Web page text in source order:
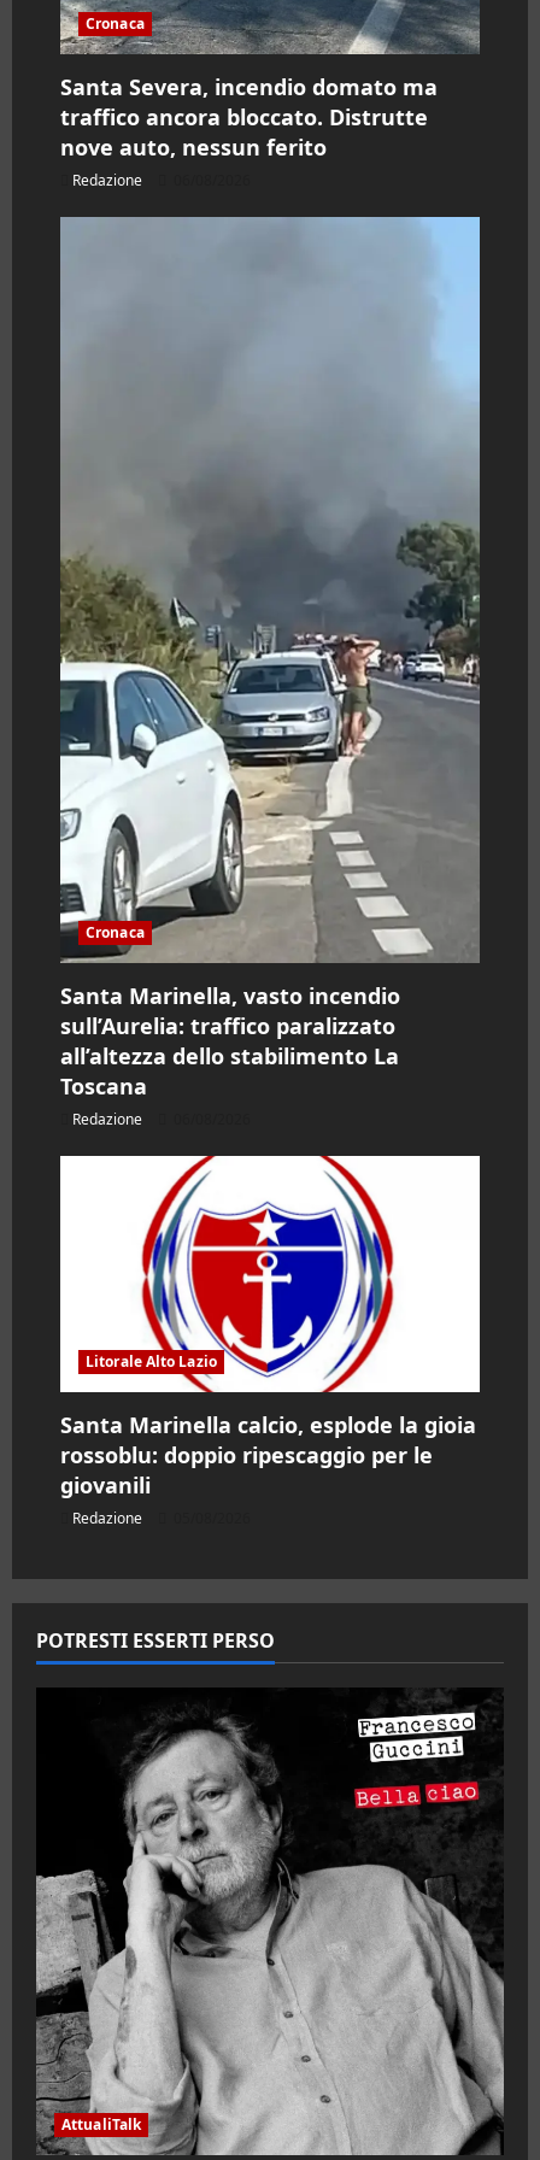
oCronaca
Santa Severa, incendio domato ma
traffico ancora bloccato. Distrutte
nove auto, nessun ferito
Redazione
Cronaca
Santa Marinella, vasto incendio
sull’Aurelia: traffico paralizzato
all’altezza dello stabilimento La
Toscana
Redazione
Litorale Alto Lazio
Santa Marinella calcio, esplode la gioia
rossoblu: doppio ripescaggio per le
giovanili
Redazione
POTRESTI ESSERTI PERSO
AttualiTalk